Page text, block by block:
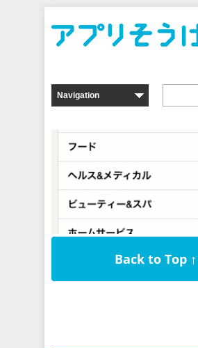
Back to Top ↑